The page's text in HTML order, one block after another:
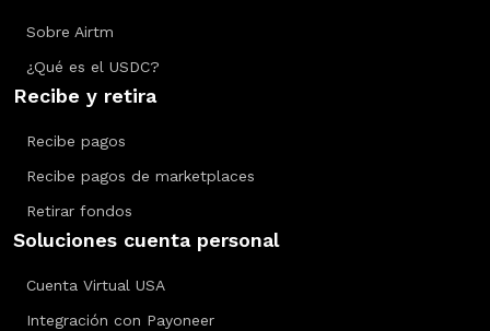
Sobre Airtm
¿Qué es el USDC?
Recibe y retira
Recibe pagos
Recibe pagos de marketplaces
Retirar fondos
Soluciones cuenta personal
Cuenta Virtual USA
Integración con Payoneer